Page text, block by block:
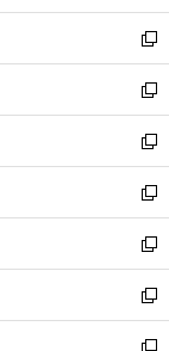
開
く
ウ
で
開
く
ン
ド
ウ
で
開
く
ウ
ィ
ン
ド
ウ
で
開
く
新
し
い
ウ
ィ
ン
ド
ウ
で
開
く
新
し
い
ウ
ィ
ン
ド
ウ
で
開
く
新
し
い
ウ
ィ
ン
ド
ウ
で
新
し
い
ウ
ィ
ン
新
し
い
ウ
新
し